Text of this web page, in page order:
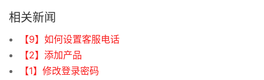
相关新闻
【9】如何设置客服电话
【2】添加产品
【1】修改登录密码